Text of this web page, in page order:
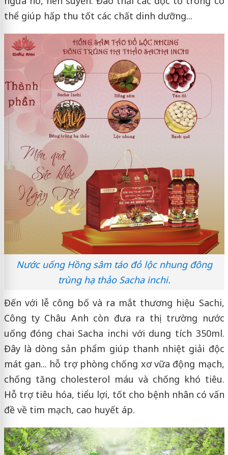
thể giúp hấp thu tốt các chất dinh dưỡng...
Nước uống Hồng sâm táo đỏ lộc nhung đông
trùng hạ thảo Sacha inchi.
Đến với lễ công bố và ra mắt thương hiệu Sachi,
Công ty Châu Anh còn đưa ra thị trường nước
uống đóng chai Sacha inchi với dung tích 350ml.
Đây là dòng sản phẩm giúp thanh nhiệt giải độc
mát gan... hỗ trợ phòng chống xơ vữa động mạch,
chống tăng cholesterol máu và chống khó tiêu.
Hỗ trợ tiêu hóa, tiểu lợi, tốt cho bệnh nhân có vấn
đề về tim mạch, cao huyết áp.